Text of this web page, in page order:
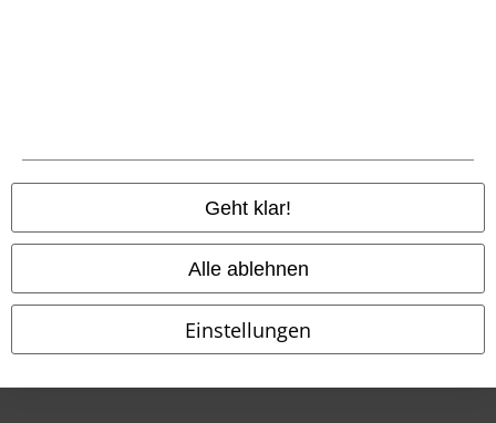
Geht klar!
Alle ablehnen
Einstellungen
© 1986-2026 E.M.P. Merchandising HGmbH
EMP Online Shops